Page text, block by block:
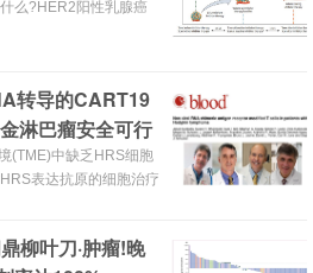
么?HER2阳性乳腺癌
转导的CART19
淋巴瘤安全可行
(TME)中缺乏HRS细胞
表达抗原的细胞治疗
柳叶刀·肿瘤!晚